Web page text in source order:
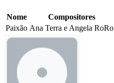
Nome
Compositores
Paixão Ana Terra e Angela RoRo